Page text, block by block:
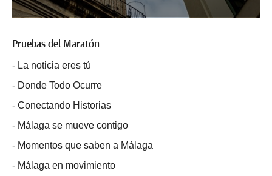
Pruebas del Maratón
- La noticia eres tú
- Donde Todo Ocurre
- Conectando Historias
- Málaga se mueve contigo
- Momentos que saben a Málaga
- Málaga en movimiento